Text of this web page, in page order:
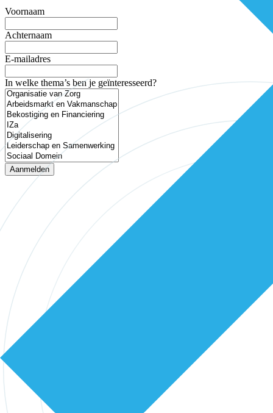
Voornaam
Achternaam
E-mailadres
In welke thema’s ben je geïnteresseerd?
Aanmelden